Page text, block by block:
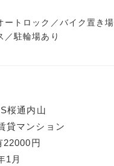
ートロック／バイク置き場
／駐輪場あり
桜通内山
貸マンション
22000円
1月